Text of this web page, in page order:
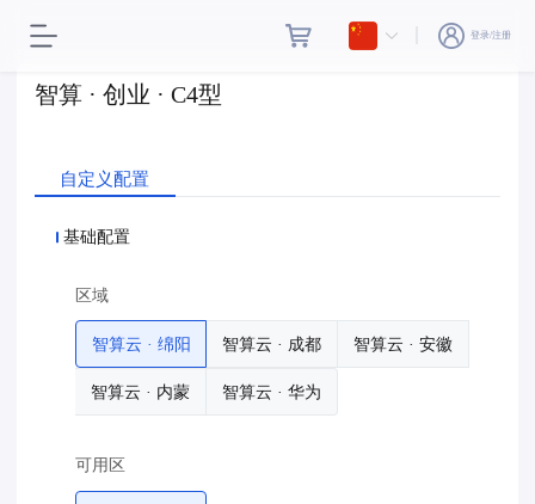
登录/注册
智算 · 创业 · C4型
自定义配置
基础配置
区域
智算云 · 绵阳 智算云 · 成都 智算云 · 安徽
智算云 · 内蒙 智算云 · 华为
可用区